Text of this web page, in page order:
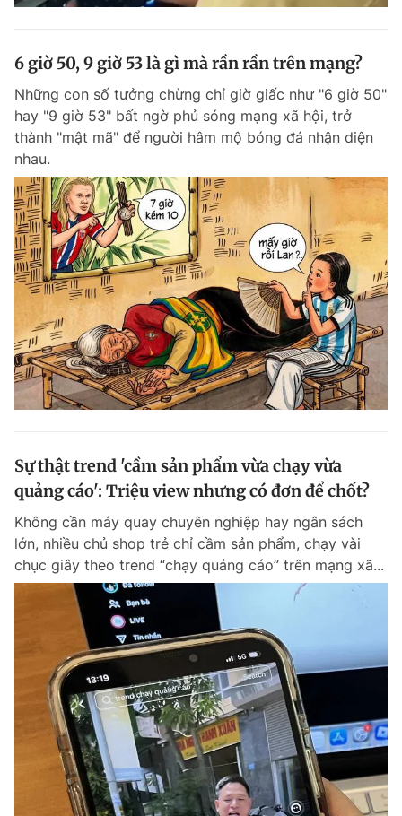
6 giờ 50, 9 giờ 53 là gì mà rần rần trên mạng?
Những con số tưởng chừng chỉ giờ giấc như "6 giờ 50"
hay "9 giờ 53" bất ngờ phủ sóng mạng xã hội, trở
thành "mật mã" để người hâm mộ bóng đá nhận diện
nhau.
Sự thật trend 'cầm sản phẩm vừa chạy vừa
quảng cáo': Triệu view nhưng có đơn để chốt?
Không cần máy quay chuyên nghiệp hay ngân sách
lớn, nhiều chủ shop trẻ chỉ cầm sản phẩm, chạy vài
chục giây theo trend “chạy quảng cáo” trên mạng xã...